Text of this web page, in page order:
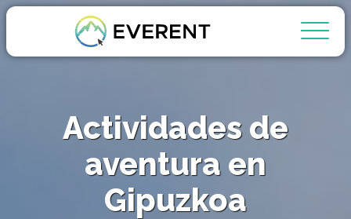
Actividades de
aventura en
Gipuzkoa